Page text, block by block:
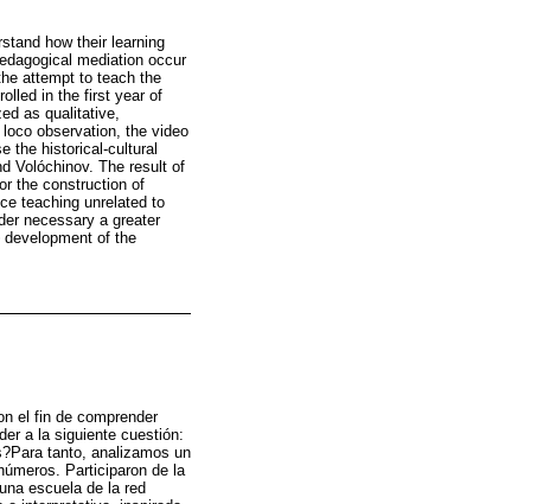
how their learning
mediation occur
attempt to teach the
in the first year of
as qualitative,
observation, the video
the historical-cultural
Volóchinov. The result of
the construction of
teaching unrelated to
necessary a greater
of the
el fin de comprender
a la siguiente cuestión:
tanto, analizamos un
Participaron de la
escuela de la red